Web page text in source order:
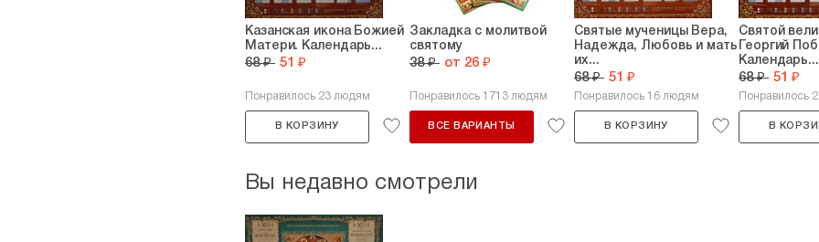
Казанская икона Божией
Матери. Календарь...
68 ₽ 51 ₽
Понравилось 23 людям
В КОРЗИНУ
Закладка с молитвой
святому
38 ₽ от 26 ₽
Понравилось 1713 людям
ВСЕ ВАРИАНТЫ
Святые мученицы Вера,
Надежда, Любовь и мать
их...
68 ₽ 51 ₽
Понравилось 16 людям
В КОРЗИНУ
Святой
Георгий
Календарь...
68 ₽ 51 ₽
Понравилось
В
Вы недавно смотрели